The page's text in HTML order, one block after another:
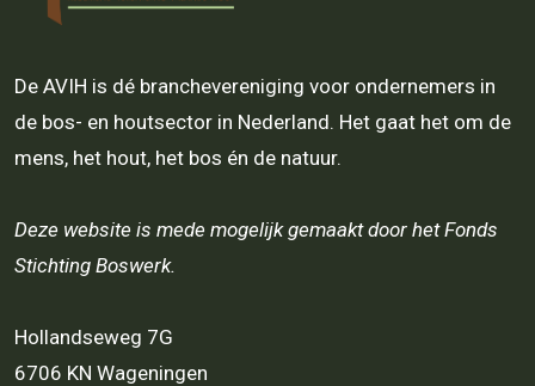
De AVIH is dé branchevereniging voor ondernemers in
de bos- en houtsector in Nederland. Het gaat het om de
mens, het hout, het bos én de natuur.
Deze website is mede mogelijk gemaakt door het Fonds
Stichting Boswerk.
Hollandseweg 7G
6706 KN Wageningen